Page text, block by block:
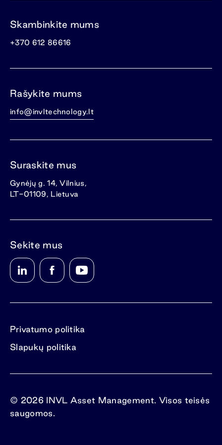
Skambinkite mums
+370 612 86616
Rašykite mums
info@invltechnology.lt
Suraskite mus
Gynėjų g. 14, Vilnius,
LT-01109, Lietuva
Sekite mus
© 2026 INVL Asset Management. Visos teisės
saugomos.
Privatumo politika
Slapukų politika